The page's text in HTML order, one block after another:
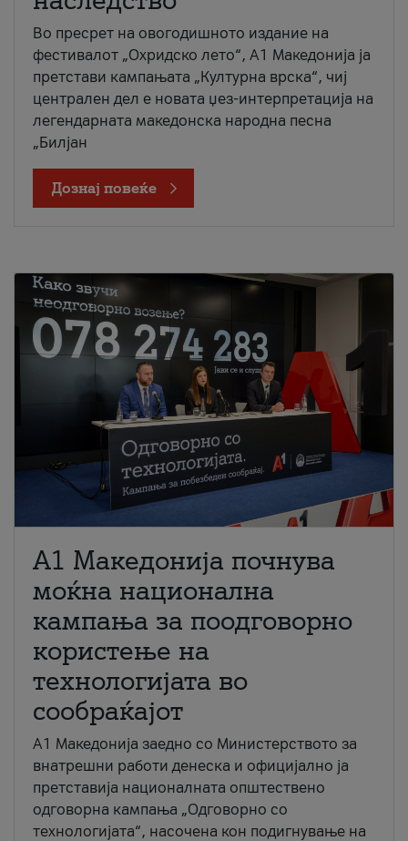
Во пресрет на овогодишното издание на
фестивалот „Охридско лето“, А1 Македонија ја
претстави кампањата „Културна врска“, чиј
централен дел е новата џез-интерпретација на
легендарната македонска народна песна
„Билјан
Дознај повеќе
A1 Македонија почнува
моќна национална
кампања за поодговорно
користење на
технологијата во
сообраќајот
A1 Македонија заедно со Министерството за
внатрешни работи денеска и официјално ја
претставија националната општествено
одговорна кампања „Одговорно со
технологијата“, насочена кон подигнување на